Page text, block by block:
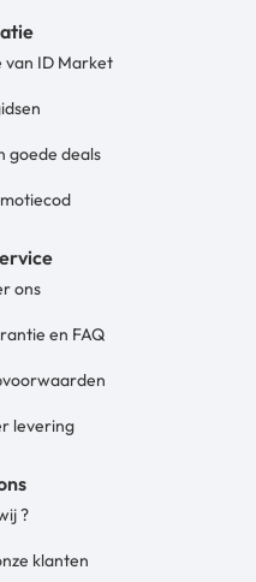
van ID Market
goede deals
ons
en FAQ
levering
?
klanten